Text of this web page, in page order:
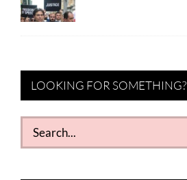
LOOKING FOR SOMETHING?
Search
for: